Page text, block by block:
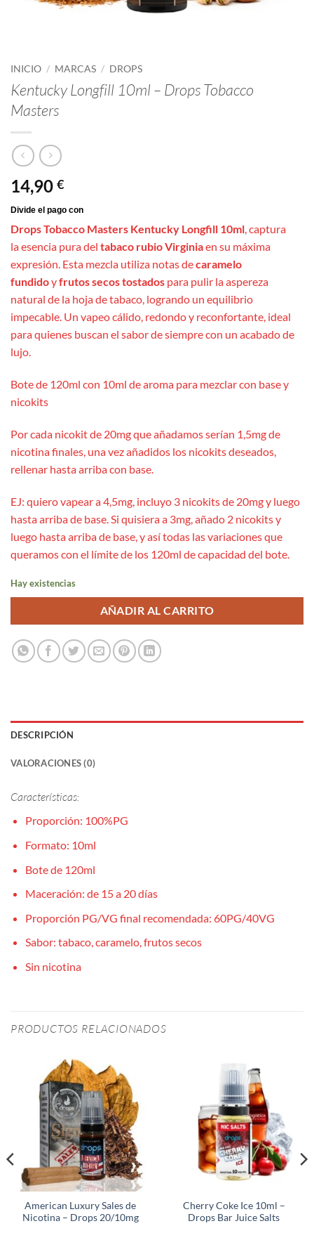
INICIO / MARCAS / DROPS
Kentucky Longfill 10ml – Drops Tobacco
Masters
14,90 €
Drops Tobacco Masters Kentucky Longfill 10ml, captura
la esencia pura del tabaco rubio Virginiaen su máxima
expresión. Esta mezcla utiliza notas decaramelo
fundidoyfrutos secos tostados para pulir la aspereza
natural de la hoja de tabaco, logrando un equilibrio
impecable. Un vapeo cálido, redondo y reconfortante, ideal
para quienes buscan el sabor de siempre con un acabado de
lujo.
Bote de 120ml con 10ml de aroma para mezclar con base y
nicokits
Por cada nicokit de 20mg que añadamos serían 1,5mg de
nicotina finales, una vez añadidos los nicokits deseados,
rellenar hasta arriba con base.
EJ: quiero vapear a 4,5mg, incluyo 3 nicokits de 20mg y luego
hasta arriba de base. Si quisiera a 3mg, añado 2 nicokits y
luego hasta arriba de base, y así todas las variaciones que
queramos con el límite de los 120ml de capacidad del bote.
Hay existencias
AÑADIR AL CARRITO
DESCRIPCIÓN
VALORACIONES (0)
Características:
Proporción: 100%PG
Formato: 10ml
Bote de 120ml
Maceración: de 15 a 20 días
Proporción PG/VG final recomendada: 60PG/40VG
Sabor: tabaco, caramelo, frutos secos
Sin nicotina
PRODUCTOS RELACIONADOS
American Luxury Sales de
Nicotina – Drops 20/10mg
Cherry Coke Ice 10ml –
Drops Bar Juice Salts